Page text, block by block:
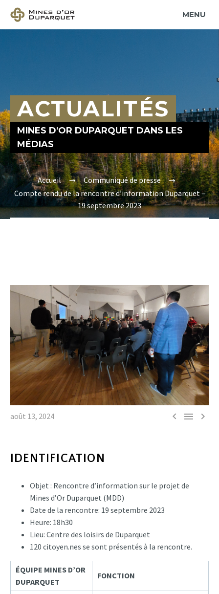
PRIMARY MENU
ACTUALITÉS
MINES D'OR DUPARQUET DANS LES
MÉDIAS
Accueil
Communiqué de presse
Compte rendu de la rencontre d’information Duparquet –
19 septembre 2023
  
août 13, 2024
IDENTIFICATION
Objet : Rencontre d’information sur le projet de
Mines d’Or Duparquet (MDD)
Date de la rencontre: 19 septembre 2023
Heure: 18h30
Lieu: Centre des loisirs de Duparquet
120 citoyen.nes se sont présentés à la rencontre.
ÉQUIPE MINES D’OR
DUPARQUET
FONCTION